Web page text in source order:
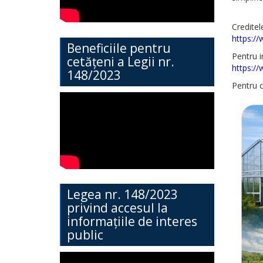
Direcția
Învățământ
General
Cimișlia
Investiții
Turism
Direcția
Dezvoltare
Beneficiile pentru
cetățeni a Legii nr.
148/2023
Legea nr. 148/2023
privind accesul la
informațiile de interes
public
https://
Pentru
https://
Pentru